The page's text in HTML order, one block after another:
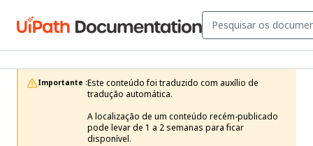
Importante :Este conteúdo foi traduzido com auxílio de
tradução automática.
A localização de um conteúdo recém-publicado
pode levar de 1 a 2 semanas para ficar
disponível.